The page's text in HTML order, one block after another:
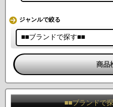
ジャンルで絞る
■■ブランドで